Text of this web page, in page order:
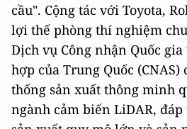
cầu". Cộng tác với Toyota,
lợi thế phòng thí nghiệm
Dịch vụ Công nhận Quốc
hợp của Trung Quốc (CNAS)
thống sản xuất thông minh
ngành cảm biến LiDAR,